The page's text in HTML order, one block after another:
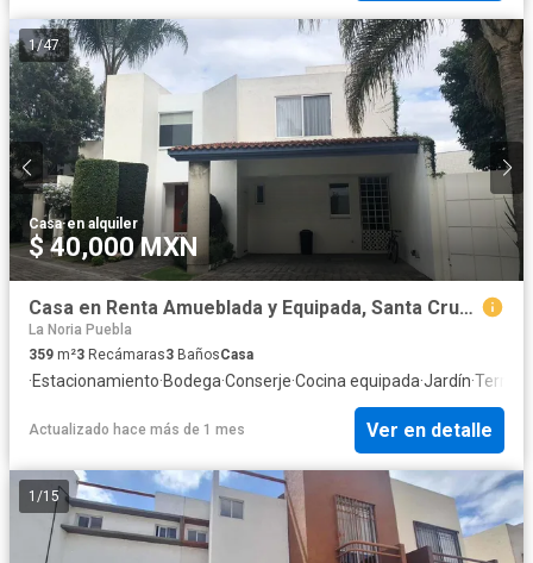
1/47
Casa·en alquiler
$ 40,000 MXN
Casa en Renta Amueblada y Equipada, Santa Cruz Guadalupe, Zavaleta
La Noria Puebla
359 m²3 Recámaras3 BañosCasa
·Estacionamiento·Bodega·Conserje·Cocina equipada·Jardín·Terraza
Actualizado hace más de 1 mes Ver en detalle
1 /15